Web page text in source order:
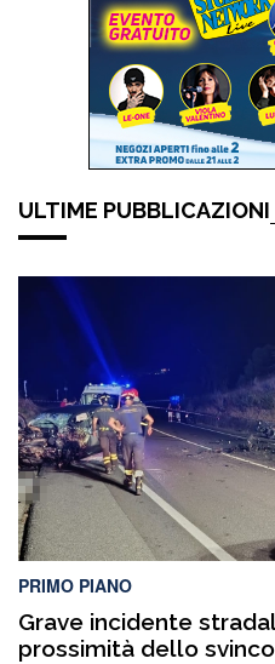
ULTIME PUBBLICAZIONI
PRIMO PIANO
Grave incidente
prossimità dello